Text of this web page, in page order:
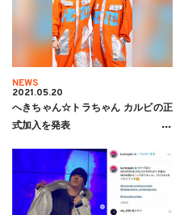
NEWS
2021.05.20
へきちゃん☆トラちゃん カルビの正
式加入を発表